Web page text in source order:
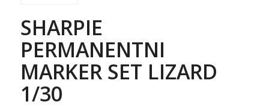
SHARPIE
PERMANENTNI
MARKER SET LIZARD
1/30